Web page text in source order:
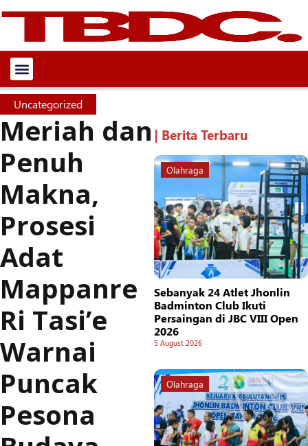
Uncategorized
Meriah dan
Penuh
Makna,
Prosesi
Adat
Mappanre
Ri Tasi’e
Warnai
Puncak
Pesona
| Berita Terbaru
Olahraga
Sebanyak 24 Atlet Jhonlin
Badminton Club Ikuti
Persaingan di JBC VIII Open
2026
5 August 2026
Olahraga